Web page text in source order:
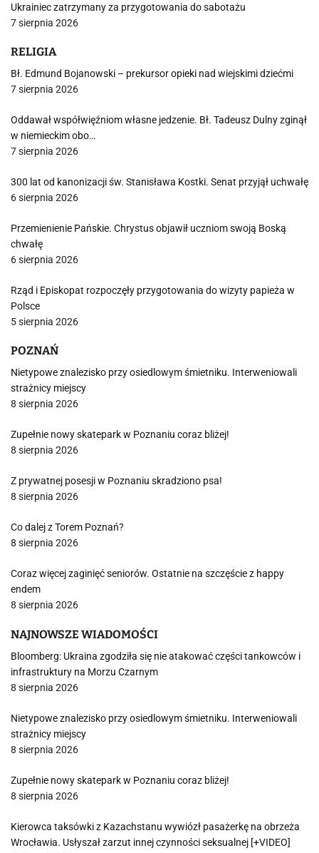
Ukrainiec zatrzymany za przygotowania do sabotażu
7 sierpnia 2026
RELIGIA
Bł. Edmund Bojanowski – prekursor opieki nad wiejskimi dziećmi
7 sierpnia 2026
Oddawał współwięźniom własne jedzenie. Bł. Tadeusz Dulny zginął
w niemieckim obo…
7 sierpnia 2026
300 lat od kanonizacji św. Stanisława Kostki. Senat przyjął uchwałę
6 sierpnia 2026
Przemienienie Pańskie. Chrystus objawił uczniom swoją Boską
chwałę
6 sierpnia 2026
Rząd i Episkopat rozpoczęły przygotowania do wizyty papieża w
Polsce
5 sierpnia 2026
POZNAŃ
Nietypowe znalezisko przy osiedlowym śmietniku. Interweniowali
strażnicy miejscy
8 sierpnia 2026
Zupełnie nowy skatepark w Poznaniu coraz bliżej!
8 sierpnia 2026
Z prywatnej posesji w Poznaniu skradziono psa!
8 sierpnia 2026
Co dalej z Torem Poznań?
8 sierpnia 2026
Coraz więcej zaginięć seniorów. Ostatnie na szczęście z happy
endem
8 sierpnia 2026
NAJNOWSZE WIADOMOŚCI
Bloomberg: Ukraina zgodziła się nie atakować części tankowców i
infrastruktury na Morzu Czarnym
8 sierpnia 2026
Nietypowe znalezisko przy osiedlowym śmietniku. Interweniowali
strażnicy miejscy
8 sierpnia 2026
Zupełnie nowy skatepark w Poznaniu coraz bliżej!
8 sierpnia 2026
Kierowca taksówki z Kazachstanu wywiózł pasażerkę na obrzeża
Wrocławia. Usłyszał zarzut innej czynności seksualnej [+VIDEO]